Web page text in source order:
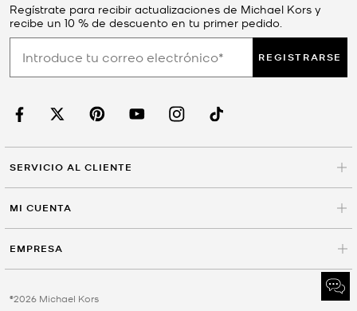
Regístrate para recibir actualizaciones de Michael Kors y
recibe un 10 % de descuento en tu primer pedido.
REGISTRARSE
SERVICIO AL CLIENTE
MI CUENTA
EMPRESA
©2026 Michael Kors